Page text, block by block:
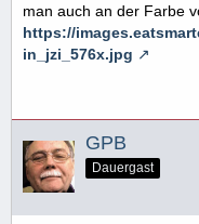
man auch an der Farbe
https://
in_jzi_576x.jpg
GPB
Dauergast